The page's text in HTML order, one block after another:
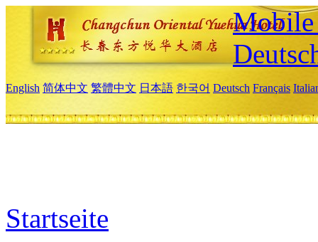
Mobile
English 简体中文 繁體中文 日本語 한국어 Deutsch Français
Startseite